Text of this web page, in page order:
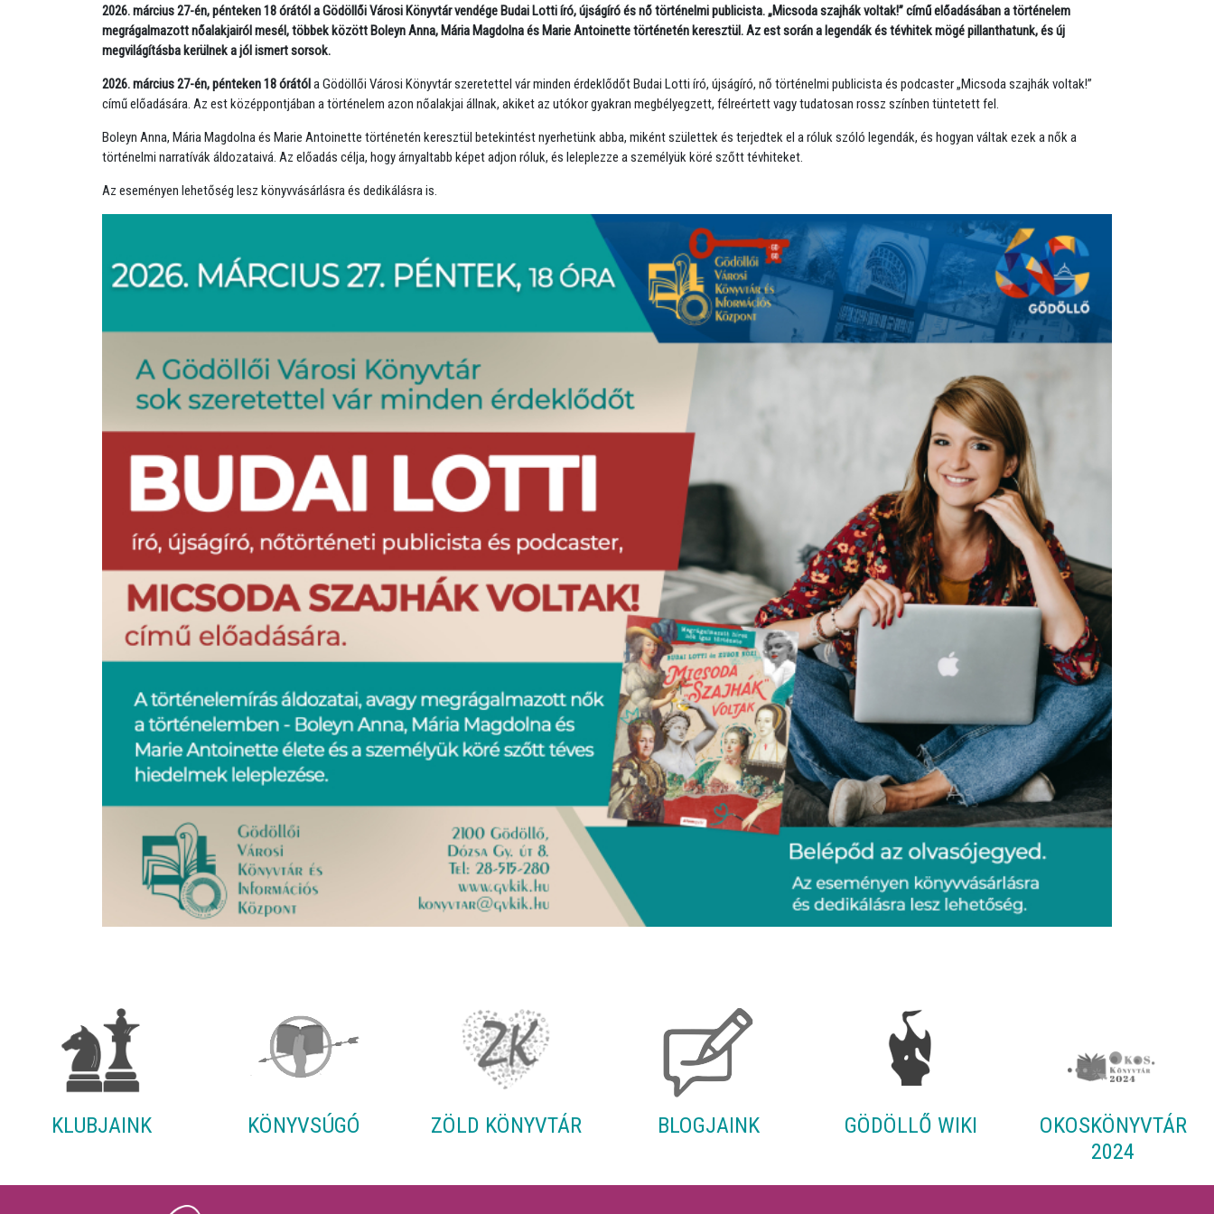
2026. március 27-én, pénteken 18 órától a Gödöllői Városi Könyvtár vendége Budai Lotti író, újságíró és nő történelmi publicista. „Micsoda szajhák voltak!” című előadásában a történelem
megrágalmazott nőalakjairól mesél, többek között Boleyn Anna, Mária Magdolna és Marie Antoinette történetén keresztül. Az est során a legendák és tévhitek mögé pillanthatunk, és új
megvilágításba kerülnek a jól ismert sorsok.
2026. március 27-én, pénteken 18 órátóla Gödöllői Városi Könyvtár szeretettel vár minden érdeklődőt Budai Lotti író, újságíró, nő történelmi publicista és podcaster „Micsoda szajhák voltak!”
című előadására. Az est középpontjában a történelem azon nőalakjai állnak, akiket az utókor gyakran megbélyegzett, félreértett vagy tudatosan rossz színben tüntetett fel.
Boleyn Anna, Mária Magdolna és Marie Antoinette történetén keresztül betekintést nyerhetünk abba, miként születtek és terjedtek el a róluk szóló legendák, és hogyan váltak ezek a nők a
történelmi narratívák áldozataivá. Az előadás célja, hogy árnyaltabb képet adjon róluk, és leleplezze a személyük köré szőtt tévhiteket.
Az eseményen lehetőség lesz könyvvásárlásra és dedikálásra is.
KLUBJAINK KÖNYVSÚGÓ ZÖLD KÖNYVTÁR BLOGJAINK GÖDÖLLŐ WIKI
OKOSKÖNYVTÁR
2024